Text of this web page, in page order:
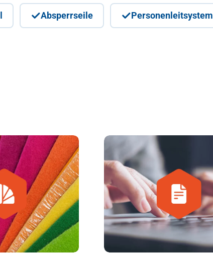
Absperrseile Personenleitsystem